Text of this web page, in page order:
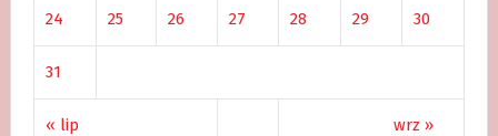
« lip wrz »
24 25 26 27 28 29 30
31